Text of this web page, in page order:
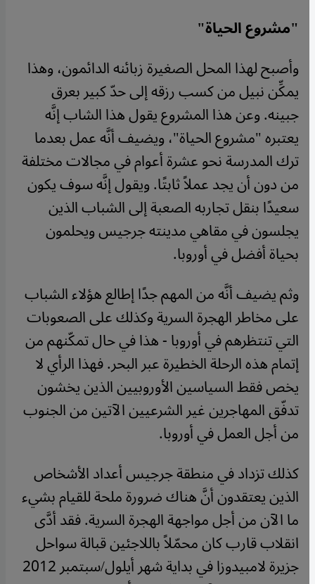
"مشروع الحياة"
وأصبح لهذا المحل الصغيرة زبائنه الدائمون، وهذا
يمكِّن نبيل من كسب رزقه إلى حدّ كبير بعرق
جبينه. وعن هذا المشروع يقول هذا الشاب إنَّه
يعتبره "مشروع الحياة"، ويضيف أنَّه عمل بعدما
ترك المدرسة نحو عشرة أعوام في مجالات مختلفة
من دون أن يجد عملاً ثابتًا. ويقول إنَّه سوف يكون
سعيدًا بنقل تجاربه الصعبة إلى الشباب الذين
يجلسون في مقاهي مدينته جرجيس ويحلمون
بحياة أفضل في أوروبا.
وثم يضيف أنَّه من المهم جدًا إطالع هؤلاء الشباب
على مخاطر الهجرة السرية وكذلك على الصعوبات
التي تنتظرهم في أوروبا - هذا في حال تمكّنهم من
إتمام هذه الرحلة الخطيرة عبر البحر. فهذا الرأي لا
يخص فقط السياسين الأوروبيين الذين يخشون
تدفّق المهاجرين غير الشرعيين الآتين من الجنوب
من أجل العمل في أوروبا.
كذلك تزداد في منطقة جرجيس أعداد الأشخاص
الذين يعتقدون أنَّ هناك ضرورة ملحة للقيام بشيء
ما الآن من أجل مواجهة الهجرة السرية. فقد أدَّى
انقلاب قارب كان محمّلاً باللاجئين قبالة سواحل
جزيرة لامبيدوزا في بداية شهر أيلول/سبتمبر 2012